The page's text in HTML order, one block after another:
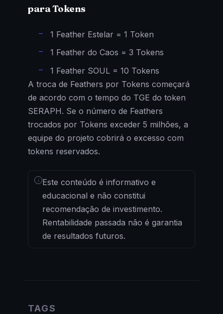
para Tokens
1 Feather Estelar = 1 Token
1 Feather do Caos = 3 Tokens
1 Feather SOUL = 10 Tokens
A troca de Feathers por Tokens começará
de acordo com o tempo do TGE do token
SERAPH. Se o número de Feathers
trocados por Tokens exceder 5 milhões, a
equipe do projeto cobrirá o excesso com
tokens reservados.
i Este conteúdo é informativo e
educacional e não constitui
recomendação de investimento.
Rentabilidade passada não é garantia
de resultados futuros.
TAGS